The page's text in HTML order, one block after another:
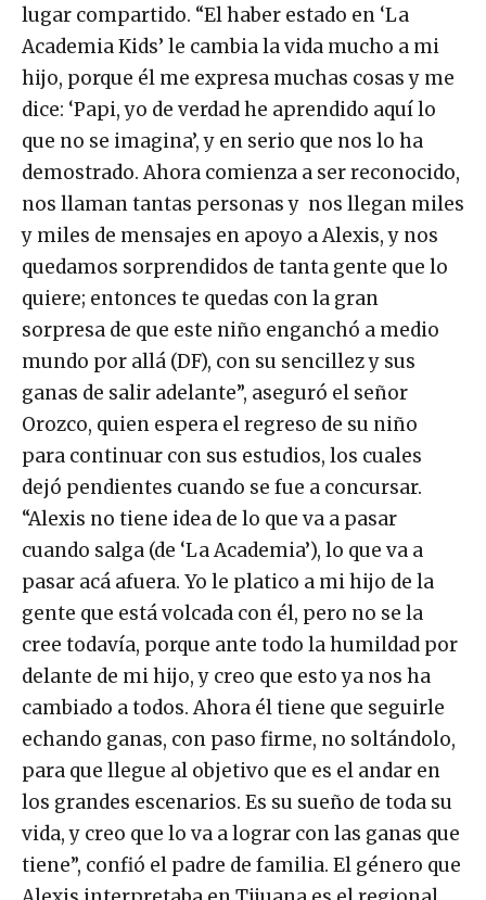
lugar compartido. “El haber estado en ‘La
Academia Kids’ le cambia la vida mucho a mi
hijo, porque él me expresa muchas cosas y me
dice: ‘Papi, yo de verdad he aprendido aquí lo
que no se imagina’, y en serio que nos lo ha
demostrado. Ahora comienza a ser reconocido,
nos llaman tantas personas y nos llegan miles
y miles de mensajes en apoyo a Alexis, y nos
quedamos sorprendidos de tanta gente que lo
quiere; entonces te quedas con la gran
sorpresa de que este niño enganchó a medio
mundo por allá (DF), con su sencillez y sus
ganas de salir adelante”, aseguró el señor
Orozco, quien espera el regreso de su niño
para continuar con sus estudios, los cuales
dejó pendientes cuando se fue a concursar.
“Alexis no tiene idea de lo que va a pasar
cuando salga (de ‘La Academia’), lo que va a
pasar acá afuera. Yo le platico a mi hijo de la
gente que está volcada con él, pero no se la
cree todavía, porque ante todo la humildad por
delante de mi hijo, y creo que esto ya nos ha
cambiado a todos. Ahora él tiene que seguirle
echando ganas, con paso firme, no soltándolo,
para que llegue al objetivo que es el andar en
los grandes escenarios. Es su sueño de toda su
vida, y creo que lo va a lograr con las ganas que
tiene”, confió el padre de familia. El género que